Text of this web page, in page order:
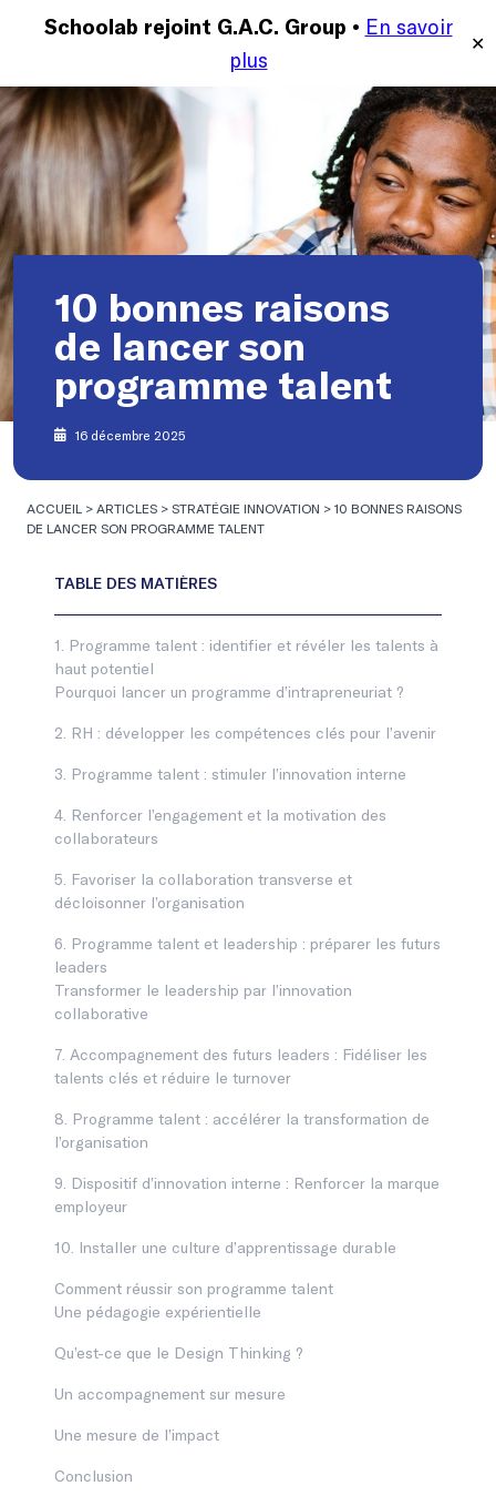
Schoolab rejoint G.A.C. Group • En savoir
plus
✕
MENU
10 bonnes raisons
de lancer son
programme talent
16 décembre 2025
ACCUEIL > ARTICLES > STRATÉGIE INNOVATION > 10 BONNES RAISONS
DE LANCER SON PROGRAMME TALENT
1. Programme talent : identifier et révéler les talents à
haut potentiel
Pourquoi lancer un programme d’intrapreneuriat ?
2. RH : développer les compétences clés pour l’avenir
3. Programme talent : stimuler l’innovation interne
4. Renforcer l’engagement et la motivation des
collaborateurs
5. Favoriser la collaboration transverse et
décloisonner l’organisation
6. Programme talent et leadership : préparer les futurs
leaders
Transformer le leadership par l’innovation
collaborative
7. Accompagnement des futurs leaders : Fidéliser les
talents clés et réduire le turnover
8. Programme talent : accélérer la transformation de
l’organisation
9. Dispositif d’innovation interne : Renforcer la marque
employeur
10. Installer une culture d’apprentissage durable
Comment réussir son programme talent
Une pédagogie expérientielle
Qu’est-ce que le Design Thinking ?
Un accompagnement sur mesure
Une mesure de l’impact
Conclusion